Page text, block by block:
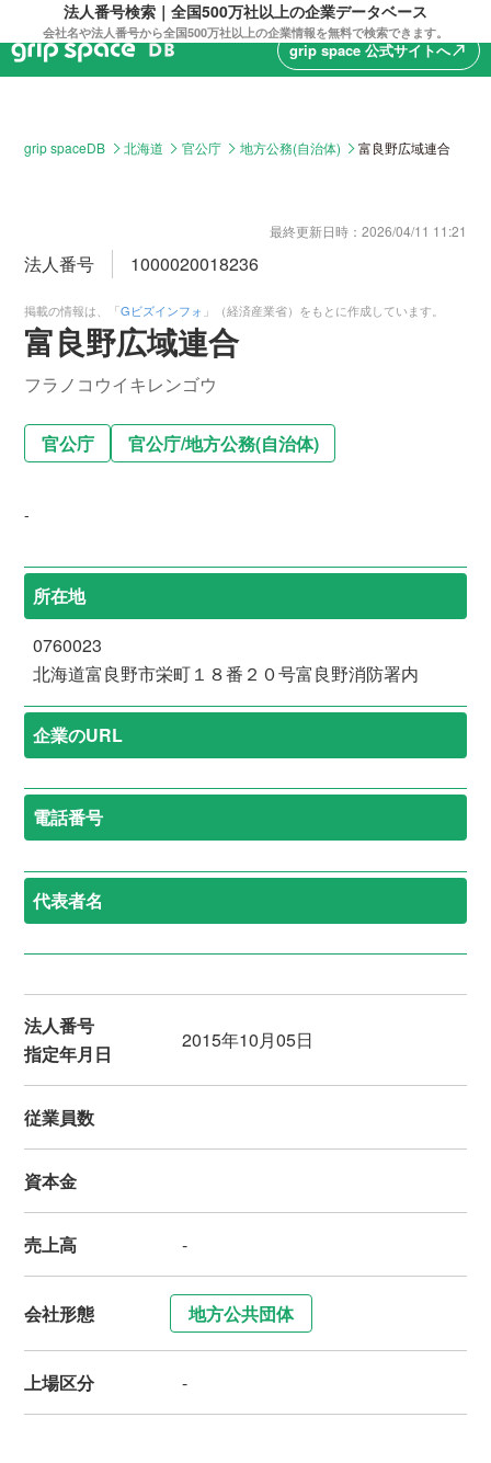
法人番号検索｜全国500万社以上の企業データベース
会社名や法人番号から全国500万社以上の企業情報を無料で検索できます。
grip space 公式サイトへnorth_east
grip spaceDB 北海道 官公庁 地方公務(自治体) 富良野広域連合
最終更新日時： 2026/04/11 11:21
法人番号 1000020018236
掲載の情報は、「Gビズインフォ 」（経済産業省）をもとに作成しています。
富良野広域連合
フラノコウイキレンゴウ
官公庁 官公庁/地方公務(自治体)
-
所在地
0760023
北海道富良野市栄町１８番２０号富良野消防署内
企業のURL
電話番号
代表者名
法人番号
指定年月日
2015年10月05日
従業員数
資本金
売上高 -
会社形態 地方公共団体
上場区分 -